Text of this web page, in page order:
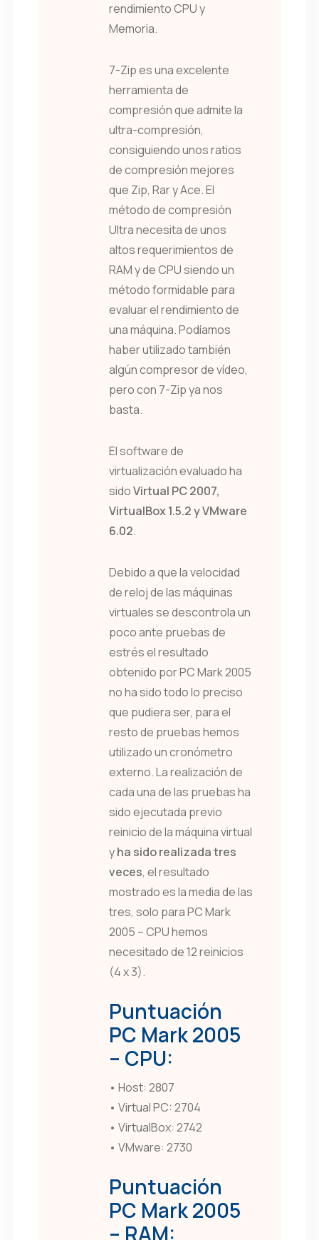
rendimiento CPU y
Memoria.
7-Zip es una excelente
herramienta de
compresión que admite la
ultra-compresión,
consiguiendo unos ratios
de compresión mejores
que Zip, Rar y Ace. El
método de compresión
Ultra necesita de unos
altos requerimientos de
RAM y de CPU siendo un
método formidable para
evaluar el rendimiento de
una máquina. Podíamos
haber utilizado también
algún compresor de vídeo,
pero con 7-Zip ya nos
basta.
El software de
virtualización evaluado ha
sidoVirtual PC 2007,
VirtualBox 1.5.2 y VMware
6.02.
Debido a que la velocidad
de reloj de las máquinas
virtuales se descontrola un
poco ante pruebas de
estrés el resultado
obtenido por PC Mark 2005
no ha sido todo lo preciso
que pudiera ser, para el
resto de pruebas hemos
utilizado un cronómetro
externo. La realización de
cada una de las pruebas ha
sido ejecutada previo
reinicio de la máquina virtual
yha sido realizada tres
veces, el resultado
mostrado es la media de las
tres, solo para PC Mark
2005 – CPU hemos
necesitado de 12 reinicios
(4 x 3).
Puntuación
PC Mark 2005
– CPU:
• Host: 2807
• Virtual PC: 2704
• VirtualBox: 2742
• VMware: 2730
Puntuación
PC Mark 2005
– RAM: